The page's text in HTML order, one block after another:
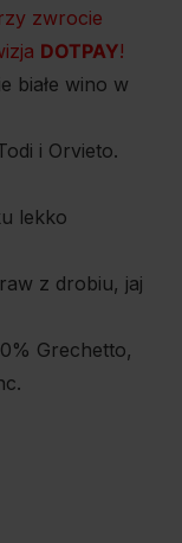
zwrocie
DOTPAY!
białe wino w
i Orvieto.
lekko
z drobiu, jaj
Grechetto,